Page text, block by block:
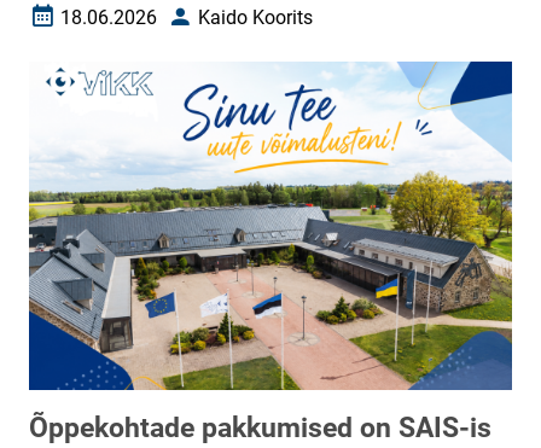
Loomise kuupäev
18.06.2026 AutorKaido Koorits
Õppekohtade pakkumised on SAIS-is